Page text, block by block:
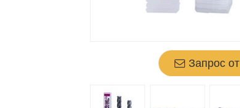
Запрос от